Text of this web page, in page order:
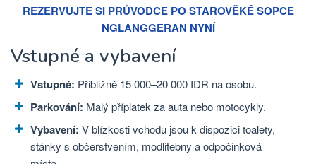
REZERVUJTE SI PRŮVODCE PO STAROVĚKÉ SOPCE
NGLANGGERAN NYNÍ
Vstupné a vybavení
Vstupné: Přibližně 15 000–20 000 IDR na osobu.
Parkování: Malý příplatek za auta nebo motocykly.
Vybavení: V blízkosti vchodu jsou k dispozici toalety,
stánky s občerstvením, modlitebny a odpočinková